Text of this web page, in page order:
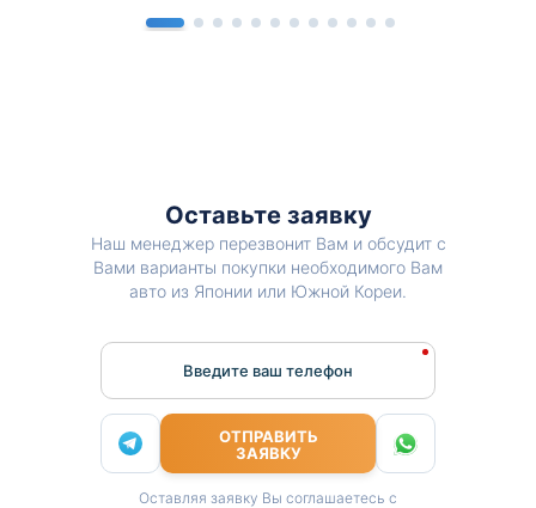
Оставьте заявку
Наш менеджер перезвонит Вам и обсудит с
Вами варианты покупки необходимого Вам
авто из Японии или Южной Кореи.
Введите ваш телефон
ОТПРАВИТЬ
ЗАЯВКУ
Оставляя заявку Вы соглашаетесь с